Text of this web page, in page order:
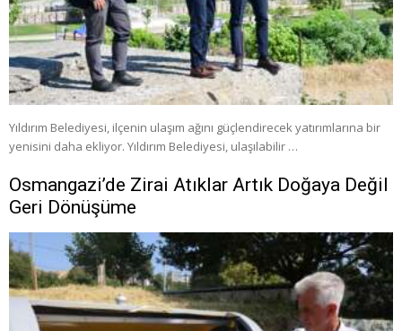
Yıldırım Belediyesi, ilçenin ulaşım ağını güçlendirecek yatırımlarına bir
yenisini daha ekliyor. Yıldırım Belediyesi, ulaşılabilir …
Osmangazi’de Zirai Atıklar Artık Doğaya Değil
Geri Dönüşüme